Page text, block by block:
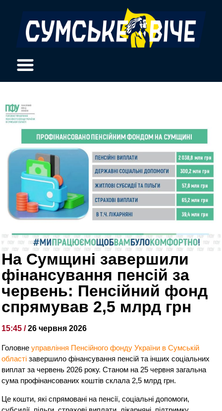
На Сумщині завершили
фінансування пенсій за
червень: Пенсійний фонд
спрямував 2,5 млрд грн
15:45 /26 червня 2026
Головнеуправління Пенсійного фонду України в Сумській
області завершило фінансування пенсій та інших соціальних
виплат за червень 2026 року. Станом на 25 червня загальна
сума профінансованих коштів склала 2,5 млрд грн.
Це кошти, які спрямовані на пенсії, соціальні допомоги,